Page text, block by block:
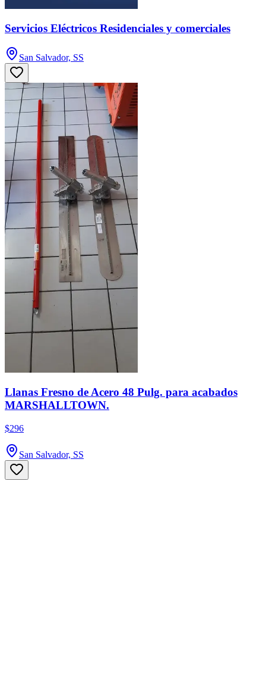
Servicios Eléctricos Residenciales y comerciales
San Salvador, SS
Llanas Fresno de Acero 48 Pulg. para acabados
MARSHALLTOWN.
$296
San Salvador, SS